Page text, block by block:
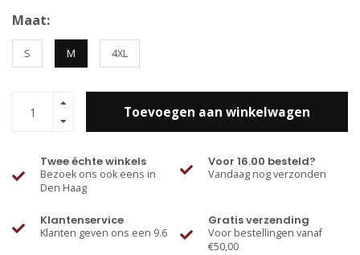
Maat:
S M 4XL
Toevoegen aan winkelwagen
Twee échte winkels
Bezoek ons ook eens in
Den Haag
Voor 16.00 besteld?
Vandaag nog verzonden
Klantenservice
Klanten geven ons een 9.6
Gratis verzending
Voor bestellingen vanaf
€50,00